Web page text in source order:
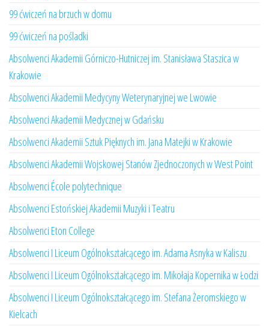
99 ćwiczeń na brzuch w domu
99 ćwiczeń na pośladki
Absolwenci Akademii Górniczo-Hutniczej im. Stanisława Staszica w
Krakowie
Absolwenci Akademii Medycyny Weterynaryjnej we Lwowie
Absolwenci Akademii Medycznej w Gdańsku
Absolwenci Akademii Sztuk Pięknych im. Jana Matejki w Krakowie
Absolwenci Akademii Wojskowej Stanów Zjednoczonych w West Point
Absolwenci École polytechnique
Absolwenci Estońskiej Akademii Muzyki i Teatru
Absolwenci Eton College
Absolwenci I Liceum Ogólnokształcącego im. Adama Asnyka w Kaliszu
Absolwenci I Liceum Ogólnokształcącego im. Mikołaja Kopernika w Łodzi
Absolwenci I Liceum Ogólnokształcącego im. Stefana Żeromskiego w
Kielcach